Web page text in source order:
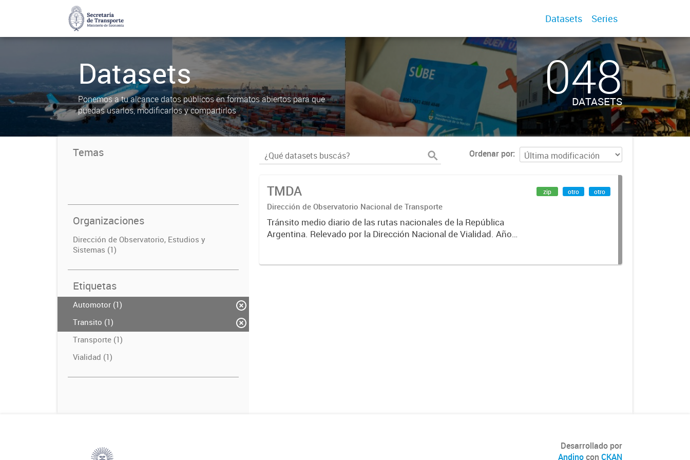
Datasets Series
Datasets
Ponemos a tu alcance datos públicos en formatos abiertos para que
puedas usarlos, modificarlos y compartirlos
048
DATASETS
Temas
Organizaciones
Dirección de Observatorio, Estudios y
Sistemas (1)
Etiquetas
Automotor (1)
Transito (1)
Transporte (1)
Vialidad (1)
Ordenar por
TMDA
Dirección de Observatorio Nacional de Transporte
Tránsito medio diario de las rutas nacionales de la República
Argentina. Relevado por la Dirección Nacional de Vialidad. Año
zip otro otro
Desarrollado por
Andinocon CKAN